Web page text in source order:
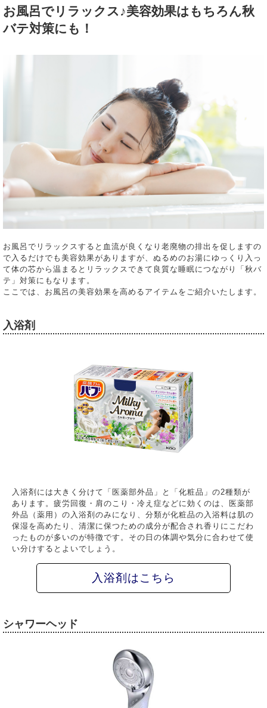
お風呂でリラックス♪美容効果はもちろん秋
バテ対策にも！
お風呂でリラックスすると血流が良くなり老廃物の排出を促しますの
で入るだけでも美容効果がありますが、ぬるめのお湯にゆっくり入っ
て体の芯から温まるとリラックスできて良質な睡眠につながり「秋バ
テ」対策にもなります。
ここでは、お風呂の美容効果を高めるアイテムをご紹介いたします。
入浴剤
入浴剤には大きく分けて「医薬部外品」と「化粧品」の2種類が
あります。疲労回復・肩のこり・冷え症などに効くのは、医薬部
外品（薬用）の入浴剤のみになり、分類が化粧品の入浴料は肌の
保湿を高めたり、清潔に保つための成分が配合され香りにこだわ
ったものが多いのが特徴です。その日の体調や気分に合わせて使
い分けするとよいでしょう。
入浴剤はこちら
シャワーヘッド